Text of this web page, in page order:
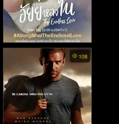
Ai Long Nhai The Endless
Love - อัยย์หลงไน๋ (2023)108